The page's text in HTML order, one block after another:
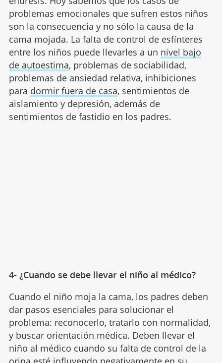
problemas emocionales que sufren estos niños
son la consecuencia y no sólo la causa de la
cama mojada. La falta de control de esfínteres
entre los niños puede llevarles a un nivel bajo
de autoestima, problemas de sociabilidad,
problemas de ansiedad relativa, inhibiciones
para dormir fuera de casa, sentimientos de
aislamiento y depresión, además de
sentimientos de fastidio en los padres.
4- ¿Cuando se debe llevar el niño al médico?
Cuando el niño moja la cama, los padres deben
dar pasos esenciales para solucionar el
problema: reconocerlo, tratarlo con normalidad,
y buscar orientación médica. Deben llevar el
niño al médico cuando su falta de control de la